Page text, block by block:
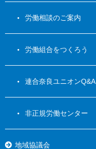
労働相談のご案内
労働組合をつくろう
連合奈良ユニオンQ&A
非正規労働センター
地域協議会